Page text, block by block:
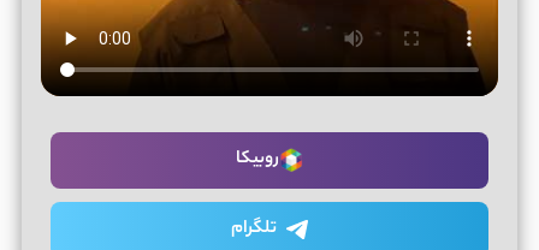
روبیکا
تلگرام